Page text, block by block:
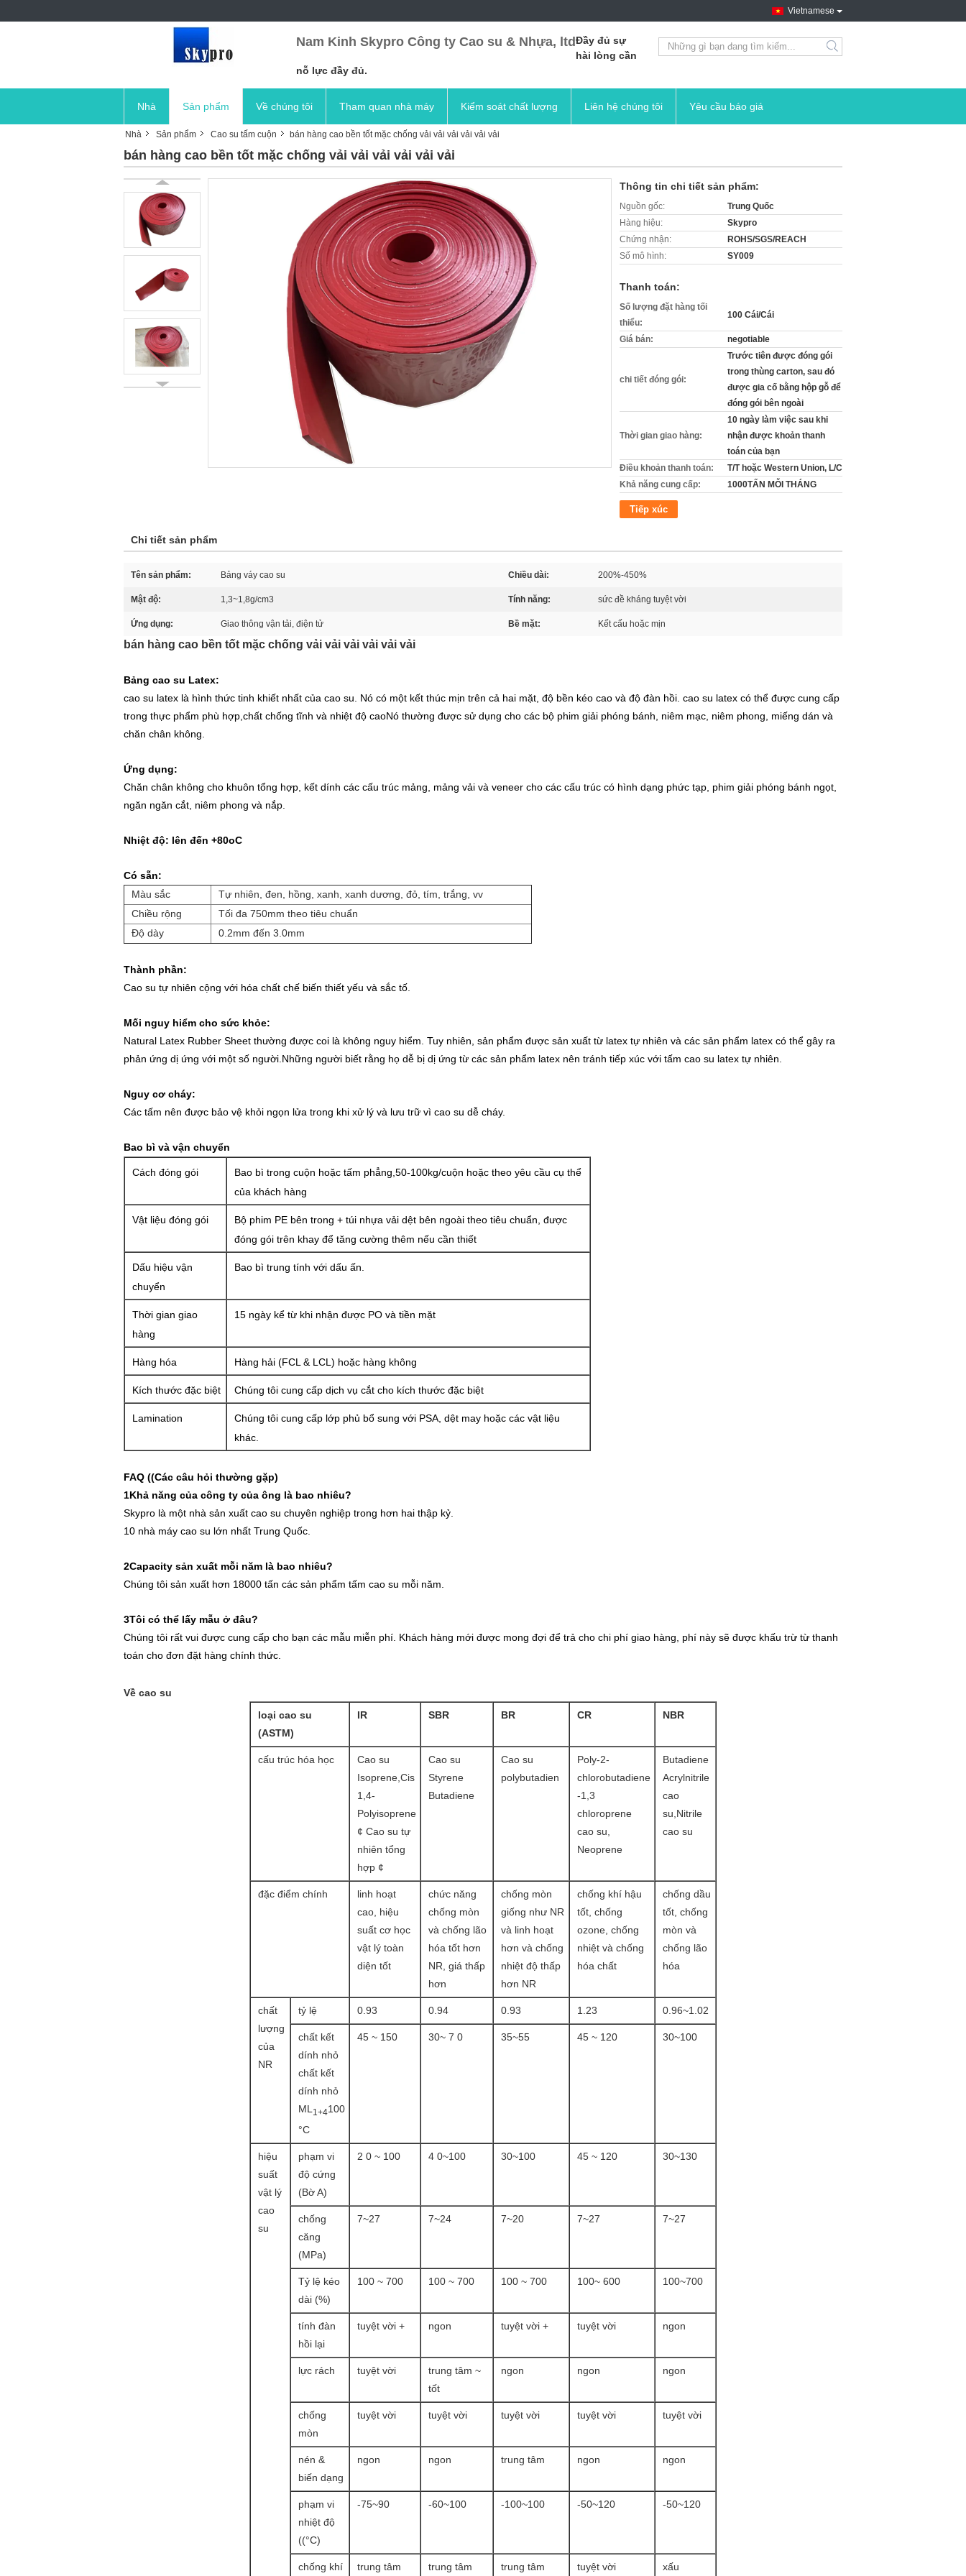
Vietnamese
Nam Kinh Skypro Công ty Cao su & Nhựa, ltdĐầy đủ sự
hài lòng cần
nỗ lực đầy đủ.
search
Nhà Sản phẩm Về chúng tôi Tham quan nhà máy Kiểm soát chất lượng Liên hệ chúng tôi Yêu cầu báo giá
Nhà Sản phẩm Cao su tấm cuộn bán hàng cao bền tốt mặc chống vải vải vải vải vải vải
bán hàng cao bền tốt mặc chống vải vải vải vải vải vải
Thông tin chi tiết sản phẩm:
Nguồn gốc:
Trung Quốc
Hàng hiệu:
Skypro
Chứng nhận:
ROHS/SGS/REACH
Số mô hình:
SY009
Thanh toán:
Số lượng đặt hàng tối
thiểu:
100 Cái/Cái
Giá bán: negotiable
chi tiết đóng gói:
Trước tiên được đóng gói
trong thùng carton, sau đó
được gia cố bằng hộp gỗ để
đóng gói bên ngoài
Thời gian giao hàng:
10 ngày làm việc sau khi
nhận được khoản thanh
toán của bạn
Điều khoản thanh toán:
T/T hoặc Western Union, L/C
Khả năng cung cấp:
1000TẤN MỖI THÁNG
Tiếp xúc
Chi tiết sản phẩm
Tên sản phẩm: Bảng váy cao su Chiều dài: 200%-450%
Mật độ: 1,3~1,8g/cm3 Tính năng: sức đề kháng tuyệt vời
Ứng dụng: Giao thông vận tải, điện tử Bề mặt: Kết cấu hoặc mịn
bán hàng cao bền tốt mặc chống vải vải vải vải vải vải
Bảng cao su Latex:
cao su latex là hình thức tinh khiết nhất của cao su. Nó có một kết thúc mịn trên cả hai mặt, độ bền kéo cao và độ đàn hồi. cao su latex có thể được cung cấp
trong thực phẩm phù hợp,chất chống tĩnh và nhiệt độ caoNó thường được sử dụng cho các bộ phim giải phóng bánh, niêm mạc, niêm phong, miếng dán và
chăn chân không.
Ứng dụng:
Chăn chân không cho khuôn tổng hợp, kết dính các cấu trúc mảng, mảng vải và veneer cho các cấu trúc có hình dạng phức tạp, phim giải phóng bánh ngọt,
ngăn ngăn cắt, niêm phong và nắp.
Nhiệt độ: lên đến +80oC
Có sẵn:
Màu sắc
Tự nhiên, đen, hồng, xanh, xanh dương, đỏ, tím, trắng, vv
Chiều rộng
Tối đa 750mm theo tiêu chuẩn
Độ dày
0.2mm đến 3.0mm
Thành phần:
Cao su tự nhiên cộng với hóa chất chế biến thiết yếu và sắc tố.
Mối nguy hiểm cho sức khỏe:
Natural Latex Rubber Sheet thường được coi là không nguy hiểm. Tuy nhiên, sản phẩm được sản xuất từ latex tự nhiên và các sản phẩm latex có thể gây ra
phản ứng dị ứng với một số người.Những người biết rằng họ dễ bị dị ứng từ các sản phẩm latex nên tránh tiếp xúc với tấm cao su latex tự nhiên.
Nguy cơ cháy:
Các tấm nên được bảo vệ khỏi ngọn lửa trong khi xử lý và lưu trữ vì cao su dễ cháy.
Bao bì và vận chuyển
Cách đóng gói
Bao bì trong cuộn hoặc tấm phẳng,50-100kg/cuộn hoặc theo yêu cầu cụ thể
của khách hàng
Vật liệu đóng gói
Bộ phim PE bên trong + túi nhựa vải dệt bên ngoài theo tiêu chuẩn, được
đóng gói trên khay để tăng cường thêm nếu cần thiết
Dấu hiệu vận
chuyển
Bao bì trung tính với dấu ấn.
Thời gian giao
hàng
15 ngày kể từ khi nhận được PO và tiền mặt
Hàng hóa Hàng hải (FCL & LCL) hoặc hàng không
Kích thước đặc biệt Chúng tôi cung cấp dịch vụ cắt cho kích thước đặc biệt
Lamination
Chúng tôi cung cấp lớp phủ bổ sung với PSA, dệt may hoặc các vật liệu
khác.
FAQ ((Các câu hỏi thường gặp)
1Khả năng của công ty của ông là bao nhiêu?
Skypro là một nhà sản xuất cao su chuyên nghiệp trong hơn hai thập kỷ.
10 nhà máy cao su lớn nhất Trung Quốc.
2Capacity sản xuất mỗi năm là bao nhiêu?
Chúng tôi sản xuất hơn 18000 tấn các sản phẩm tấm cao su mỗi năm.
3Tôi có thể lấy mẫu ở đâu?
Chúng tôi rất vui được cung cấp cho bạn các mẫu miễn phí. Khách hàng mới được mong đợi để trả cho chi phí giao hàng, phí này sẽ được khấu trừ từ thanh
toán cho đơn đặt hàng chính thức.
Về cao su
loại cao su
(ASTM)
IR SBR BR CR NBR
cấu trúc hóa học
Cao su
Isoprene,Cis
1,4-
Polyisoprene
¢ Cao su tự
nhiên tổng
hợp ¢
Cao su
Styrene
Butadiene
Cao su
polybutadien
Poly-2-
chlorobutadiene
-1,3
chloroprene
cao su,
Neoprene
Butadiene
Acrylnitrile
cao
su,Nitrile
cao su
đặc điểm chính
linh hoạt
cao, hiệu
suất cơ học
vật lý toàn
diện tốt
chức năng
chống mòn
và chống lão
hóa tốt hơn
NR, giá thấp
hơn
chống mòn
giống như NR
và linh hoạt
hơn và chống
nhiệt độ thấp
hơn NR
chống khí hậu
tốt, chống
ozone, chống
nhiệt và chống
hóa chất
chống dầu
tốt, chống
mòn và
chống lão
hóa
chất
lượng
của
NR
tỷ lệ 0.93 0.94 0.93 1.23 0.96~1.02
chất kết
dính nhỏ
chất kết
dính nhỏ
ML 1+4100
°C
45 ~ 150 30~ 7 0 35~55 45 ~ 120 30~100
hiệu
suất
vật lý
cao
su
phạm vi
độ cứng
(Bờ A)
2 0 ~ 100 4 0~100 30~100 45 ~ 120 30~130
chống
căng
(MPa)
7~27 7~24 7~20 7~27 7~27
Tỷ lệ kéo
dài (%)
100 ~ 700 100 ~ 700 100 ~ 700 100~ 600 100~700
tính đàn
hồi lại
tuyệt vời + ngon tuyệt vời + tuyệt vời ngon
lực rách tuyệt vời
trung tâm ~
tốt
ngon ngon ngon
chống
mòn
tuyệt vời tuyệt vời tuyệt vời tuyệt vời tuyệt vời
nén &
biến dạng
ngon ngon trung tâm ngon ngon
phạm vi
nhiệt độ
((°C)
-75~90 -60~100 -100~100 -50~120 -50~120
chống khí trung tâm trung tâm trung tâm tuyệt vời xấu